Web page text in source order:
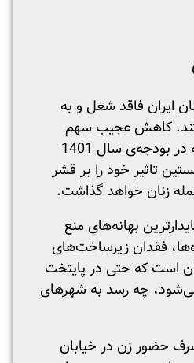
ایران فاقد شغل و به
کاهش عجیب سهم
حمل و نقل عمومی که در بودجه‌ی سال 1401
تاثیر خود را بر قشر
زنان خواهد گذاشت.
بهانه‌های منع
فقدان زیرساخت‌های
است که حتی در پایتخت
چه رسد به شهرهای
حضور زن در خیابان